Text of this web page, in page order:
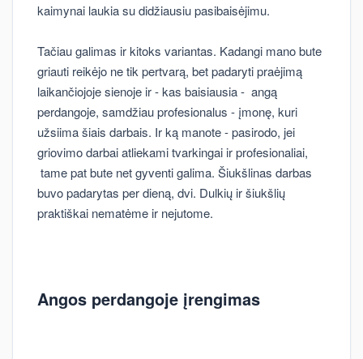
kaimynai laukia su didžiausiu pasibaisėjimu.
Tačiau galimas ir kitoks variantas. Kadangi mano bute
griauti reikėjo ne tik pertvarą, bet padaryti praėjimą
laikančiojoje sienoje ir - kas baisiausia - angą
perdangoje, samdžiau profesionalus - įmonę, kuri
užsiima šiais darbais. Ir ką manote - pasirodo, jei
griovimo darbai atliekami tvarkingai ir profesionaliai,
tame pat bute net gyventi galima. Šiukšlinas darbas
buvo padarytas per dieną, dvi. Dulkių ir šiukšlių
praktiškai nematėme ir nejutome.
Angos perdangoje įrengimas